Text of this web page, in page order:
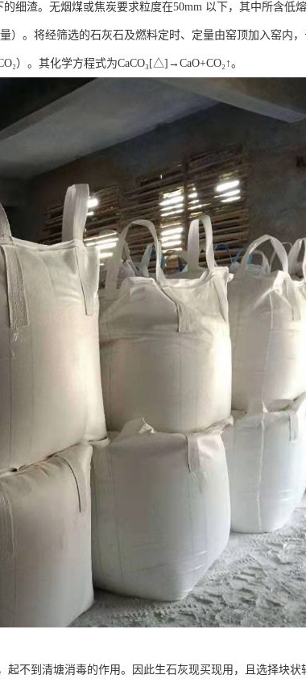
细渣。无烟煤或焦炭要求粒度在50mm 以下，其中所含低
）。将经筛选的石灰石及燃料定时、定量由窑顶加入窑内，
）。其化学方程式为CaCO₃[△]→CaO+CO₂↑。
不到清塘消毒的作用。因此生石灰现买现用，且选择块状